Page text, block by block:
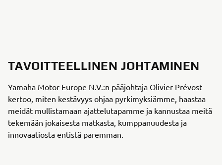
TAVOITTEELLINEN JOHTAMINEN
Yamaha Motor Europe N.V.:n pääjohtaja Olivier Prévost
kertoo, miten kestävyys ohjaa pyrkimyksiämme, haastaa
meidät mullistamaan ajattelutapamme ja kannustaa meitä
tekemään jokaisesta matkasta, kumppanuudesta ja
innovaatiosta entistä paremman.